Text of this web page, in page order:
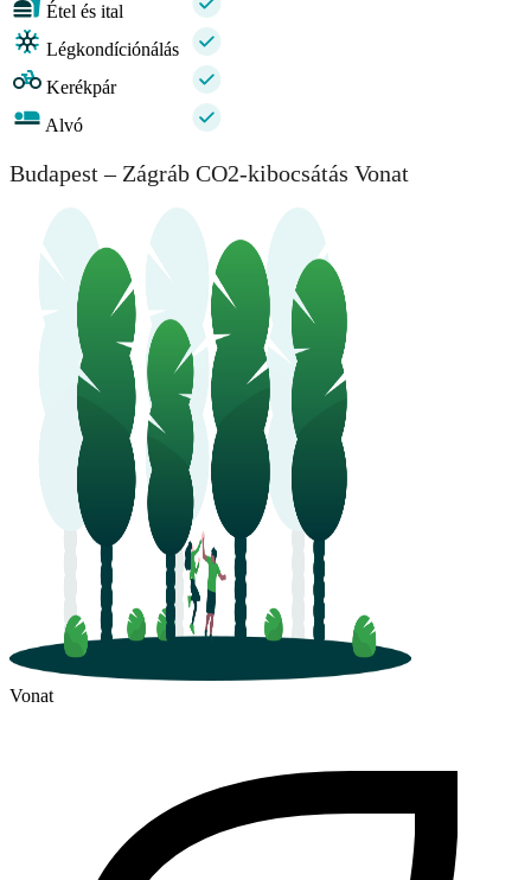
Étel és ital
Légkondíciónálás
Kerékpár
Alvó
Budapest – Zágráb CO2-kibocsátás Vonat
Vonat